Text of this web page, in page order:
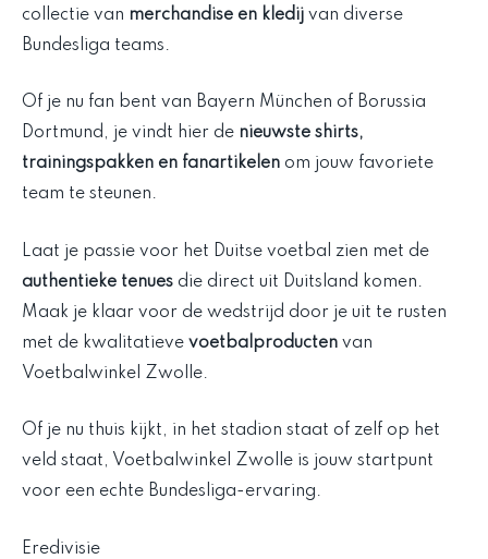
collectie van merchandise en kledij van diverse
Bundesliga teams.
Of je nu fan bent van Bayern München of Borussia
Dortmund, je vindt hier de nieuwste shirts,
trainingspakken en fanartikelen om jouw favoriete
team te steunen.
Laat je passie voor het Duitse voetbal zien met de
authentieke tenues die direct uit Duitsland komen.
Maak je klaar voor de wedstrijd door je uit te rusten
met de kwalitatieve voetbalproducten van
Voetbalwinkel Zwolle.
Of je nu thuis kijkt, in het stadion staat of zelf op het
veld staat, Voetbalwinkel Zwolle is jouw startpunt
voor een echte Bundesliga-ervaring.
Eredivisie